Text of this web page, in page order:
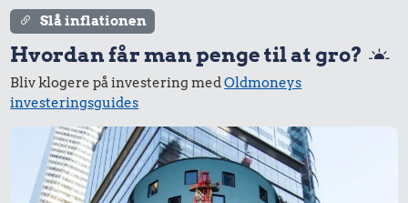
Slå inflationen
Hvordan får man penge til at gro?
Bliv klogere på investering medOldmoneys
investeringsguides